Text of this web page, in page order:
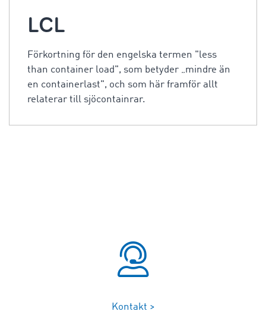
LCL
Förkortning för den engelska termen "less
than container load", som betyder „mindre än
en containerlast", och som här framför allt
relaterar till sjöcontainrar.
Kontakt >